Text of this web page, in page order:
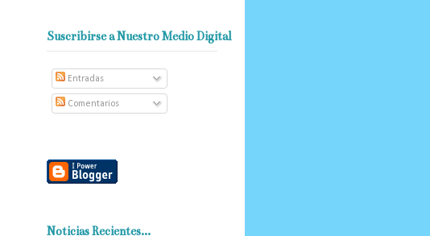
Suscribirse a Nuestro Medio Digital
Entradas
Comentarios
Noticias Recientes...